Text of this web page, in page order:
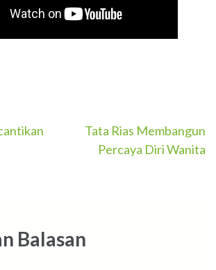
Tata Rias Membangun
Percaya Diri Wanita
Balasan